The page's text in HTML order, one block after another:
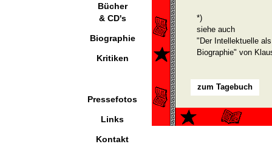
Bücher
& CD's
Biographie
Kritiken
Pressefotos
Links
Kontakt
*)
siehe auch
"Der Intellektuelle
Biographie" von
zum Tagebuch